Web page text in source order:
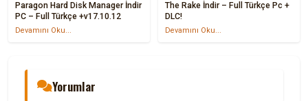
Paragon Hard Disk Manager İndir
PC – Full Türkçe +v17.10.12
Devamını Oku...
The Rake İndir – Full Türkçe Pc +
DLC!
Devamını Oku...
Yorumlar